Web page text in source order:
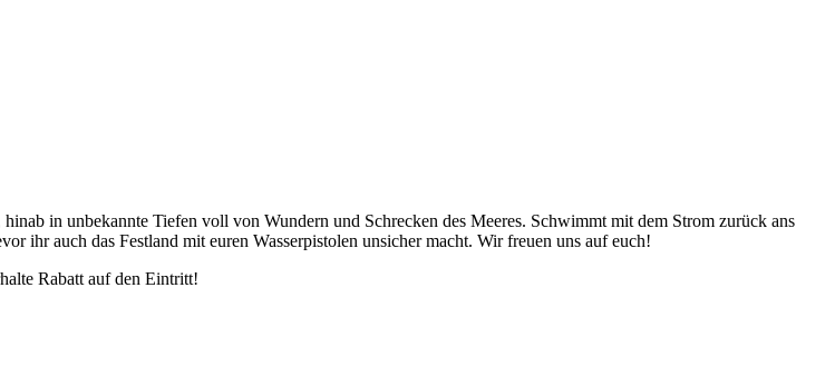
in unbekannte Tiefen voll von Wundern und Schrecken des Meeres. Schwimmt mit dem Strom zurück ans
ihr auch das Festland mit euren Wasserpistolen unsicher macht. Wir freuen uns auf euch!
Rabatt auf den Eintritt!